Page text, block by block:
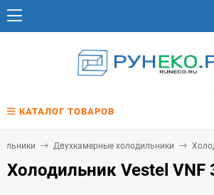
КАТАЛОГ ТОВАРОВ
Двухкамерные холодильники
Холодильник Vestel VNF